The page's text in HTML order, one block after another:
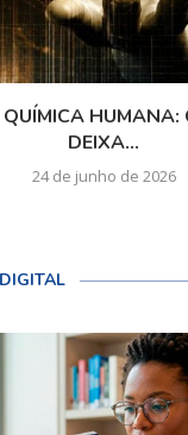
HUMANA:
DEIXA...
24 de junho de 2026